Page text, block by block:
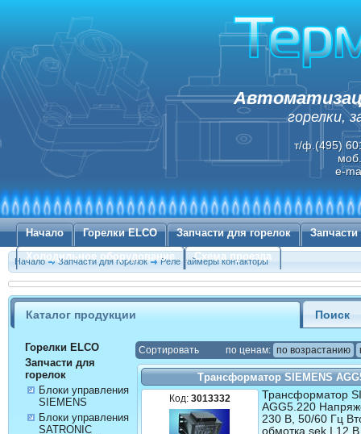
горелки,
т/ф.(495)
e-
Начало Горелки ELCO Запчасти для горелок
Холодильное оборудование
Схема проезда
Начало Запчасти для горелок Реле таймеры контакторы
Каталог продукции Поиск
Горелки ELCO
Запчасти для
горелок
Блоки управления
SIEMENS
Блоки управления
SATRONIC
Cортировать по ценам: по возрастанию
Трансформатор SIEMENS
Код:3013332
Трансформатор
AGG5.220
230 В, 50/60 Гц
обмотка sek I 12